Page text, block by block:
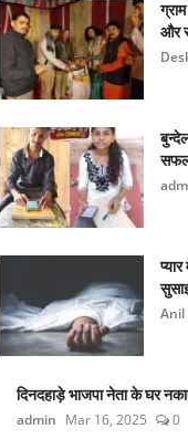
और
Anil
दिनदहाड़े भाजपा नेता के घर
admin Mar 16, 2025 0